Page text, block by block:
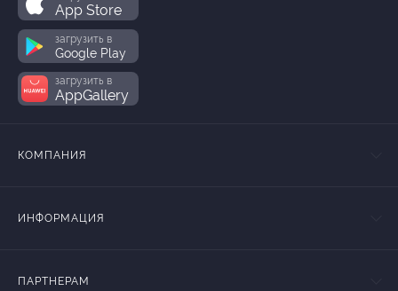
App Store
загрузить в
Google Play
загрузить в
AppGallery
КОМПАНИЯ
ИНФОРМАЦИЯ
ПАРТНЕРАМ